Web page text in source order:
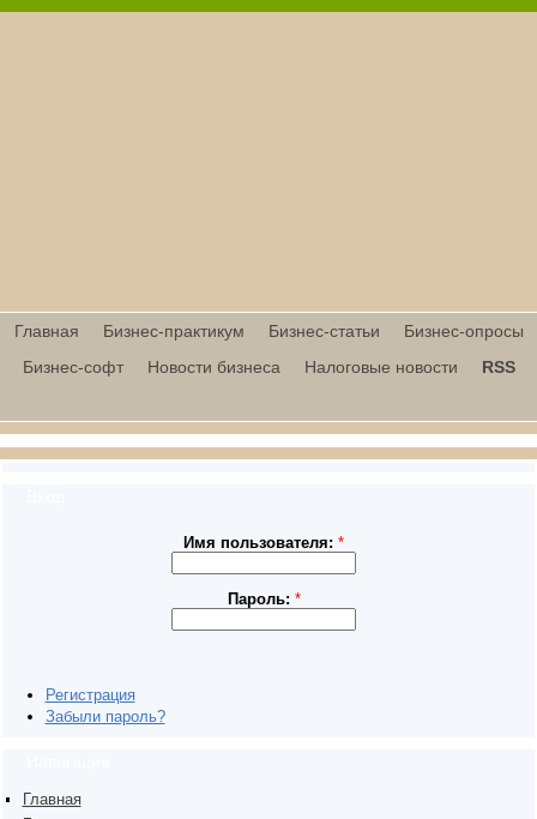
Главная Бизнес-практикум Бизнес-статьи
Бизнес-опросы
Бизнес-софт
Новости бизнеса Налоговые новости RSS
Имя пользователя:*
Пароль: *
Регистрация
Забыли пароль?
Главная